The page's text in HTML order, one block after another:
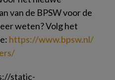
van de BPSW voor de
weten? Volg het
https://​www.​bpsw.​nl/​